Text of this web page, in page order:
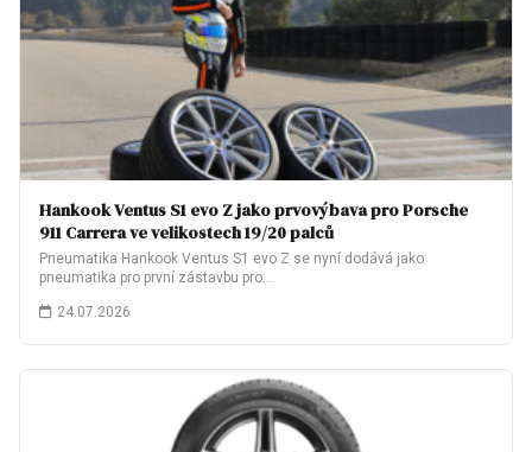
Hankook Ventus S1 evo Z jako prvovýbava pro Porsche
911 Carrera ve velikostech 19/20 palců
Pneumatika Hankook Ventus S1 evo Z se nyní dodává jako
pneumatika pro první zástavbu pro…
24.07.2026